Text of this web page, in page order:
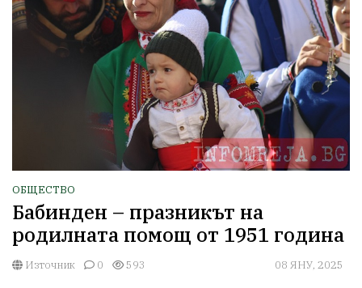
ОБЩЕСТВО
Бабинден – празникът на
родилната помощ от 1951 година
Източник 0 593 08 ЯНУ, 2025